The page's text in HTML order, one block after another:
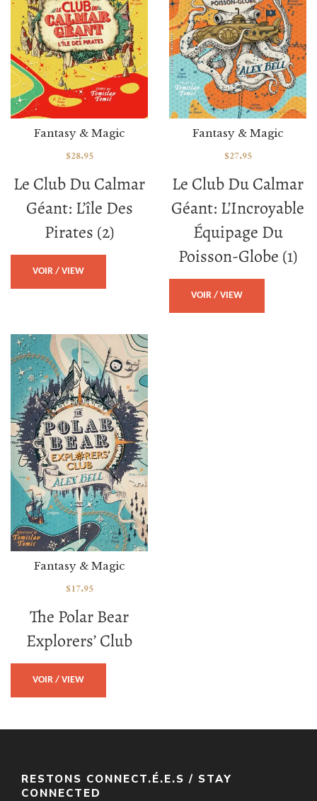
Le Club Du Calmar
Géant: L’île Des
Pirates (2)
Fantasy & Magic
$28.95
VOIR / VIEW
Le Club Du Calmar
Géant: L’Incroyable
Équipage Du
Poisson-Globe (1)
Fantasy & Magic
$27.95
VOIR / VIEW
The Polar Bear
Explorers’ Club
Fantasy & Magic
$17.95
VOIR / VIEW
RESTONS CONNECT.É.E.S / STAY
CONNECTED